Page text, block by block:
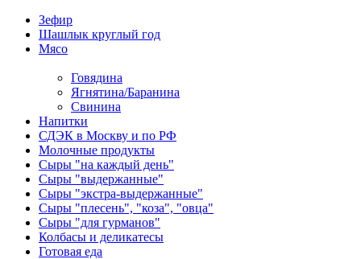
Зефир
Шашлык круглый год
Мясо
Говядина
Ягнятина/Баранина
Свинина
Напитки
СДЭК в Москву и по РФ
Молочные продукты
Сыры "на каждый день"
Сыры "выдержанные"
Сыры "экстра-выдержанные"
Сыры "плесень", "коза", "овца"
Сыры "для гурманов"
Колбасы и деликатесы
Готовая еда